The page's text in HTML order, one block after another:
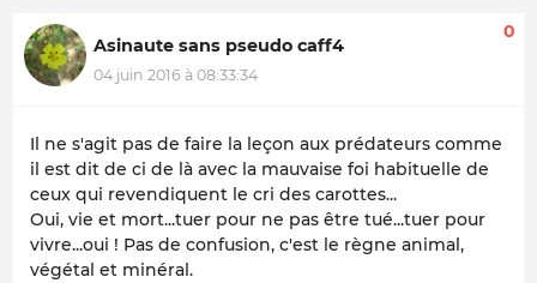
Asinaute sans pseudo caff4
04 juin 2016 à 08:33:34
0
Il ne s'agit pas de faire la leçon aux prédateurs comme
il est dit de ci de là avec la mauvaise foi habituelle de
ceux qui revendiquent le cri des carottes...
Oui, vie et mort...tuer pour ne pas être tué...tuer pour
vivre...oui ! Pas de confusion, c'est le règne animal,
végétal et minéral.